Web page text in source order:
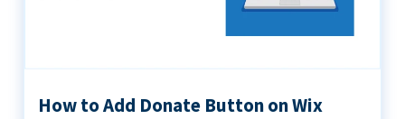
How to Add Donate Button on Wix